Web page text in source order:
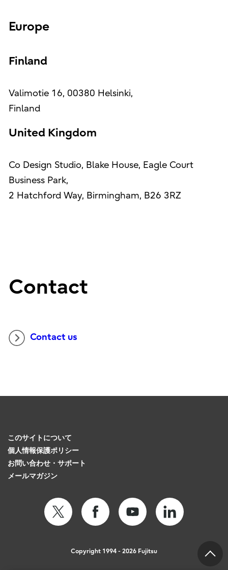
Europe
Finland
Valimotie 16, 00380 Helsinki,
Finland
United Kingdom
Co Design Studio, Blake House, Eagle Court
Business Park,
2 Hatchford Way, Birmingham, B26 3RZ
Contact
Contact us
このサイトについて
個人情報保護ポリシー
お問い合わせ・サポート
メールマガジン
Copyright 1994 - 2026 Fujitsu